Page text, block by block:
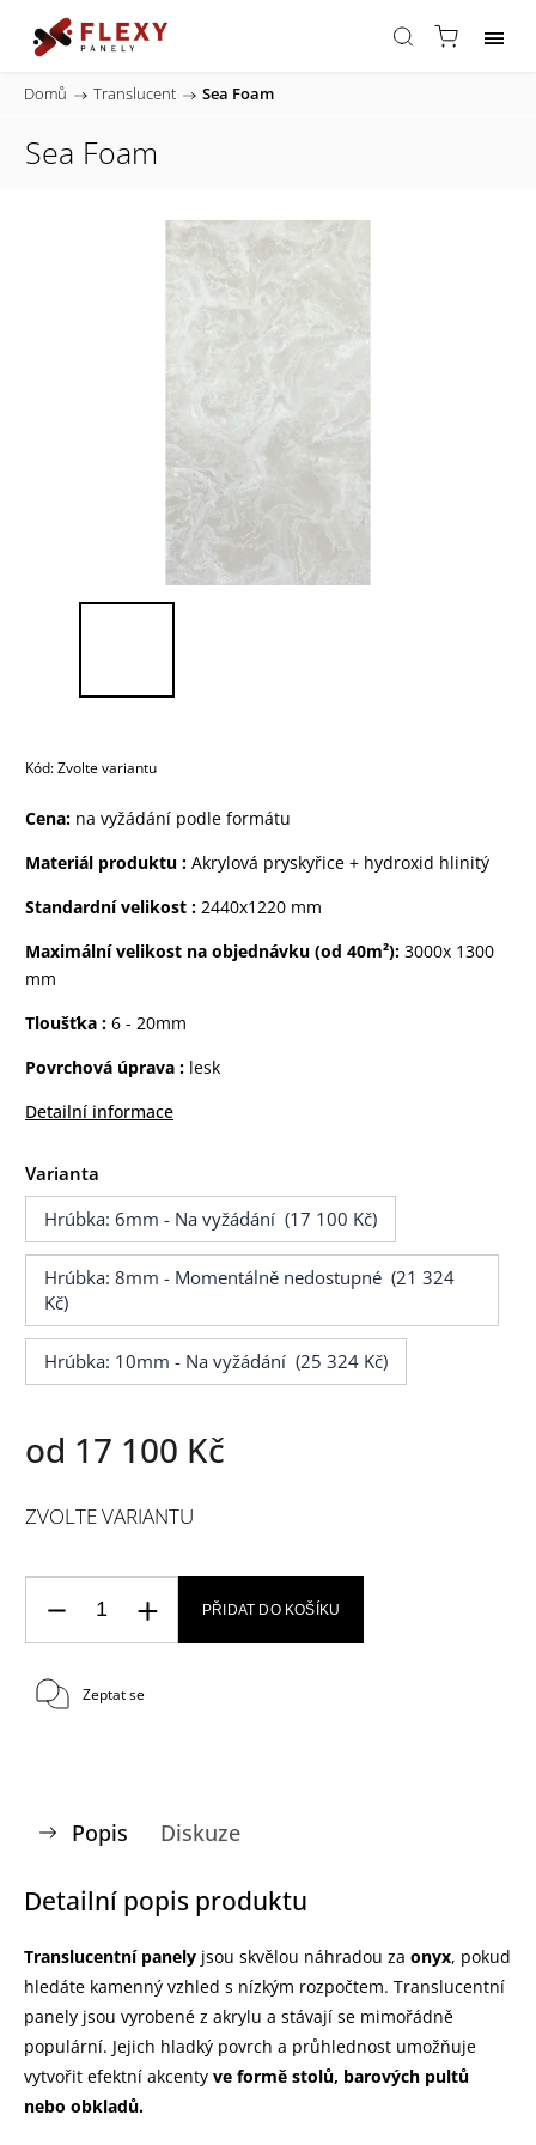
Domů / Translucent / Sea Foam
Sea Foam
Kód:Zvolte variantu
Cena: na vyžádání podle formátu
Materiál produktu : Akrylová pryskyřice + hydroxid hlinitý
Standardní velikost : 2440x1220 mm
Maximální velikost na objednávku (od 40m²): 3000x 1300
mm
Tloušťka : 6 - 20mm
Povrchová úprava : lesk
Detailní informace
Varianta
Hrúbka: 6mm - Na vyžádání (17 100 Kč)
Hrúbka: 8mm - Momentálně nedostupné (21 324
Kč)
Hrúbka: 10mm - Na vyžádání (25 324 Kč)
od 17 100 Kč
ZVOLTE VARIANTU
PŘIDAT DO KOŠÍKU
Zeptat se
Popis Diskuze
Detailní popis produktu
Translucentní panely jsou skvělou náhradou za onyx, pokud
hledáte kamenný vzhled s nízkým rozpočtem. Translucentní
panely jsou vyrobené z akrylu a stávají se mimořádně
populární. Jejich hladký povrch a průhlednost umožňuje
vytvořit efektní akcenty ve formě stolů, barových pultů
nebo obkladů.